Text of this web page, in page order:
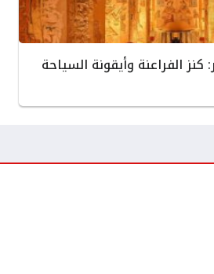
الفراعنة وأيقونة السياحة